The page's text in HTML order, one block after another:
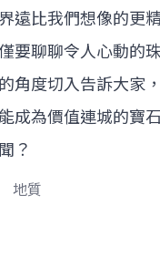
遠比我們想像的更精
要聊聊令人心動的珠
角度切入告訴大家
成為價值連城的寶
？
地質